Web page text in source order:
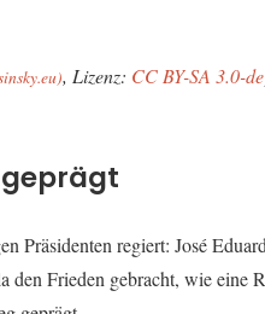
, Lizenz: CC BY-SA 3.0-de
Präsidenten regiert: José
den Frieden gebracht, wie eine